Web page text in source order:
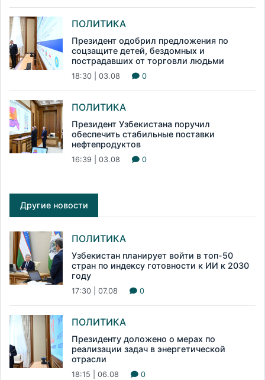
ПОЛИТИКА
Президент одобрил предложения по
соцзащите детей, бездомных и
пострадавших от торговли людьми
18:30 | 03.08 0
ПОЛИТИКА
Президент Узбекистана поручил
обеспечить стабильные поставки
нефтепродуктов
16:39 | 03.08 0
Другие новости
ПОЛИТИКА
Узбекистан планирует войти в топ-50
стран по индексу готовности к ИИ к 2030
году
17:30 | 07.08 0
ПОЛИТИКА
Президенту доложено о мерах по
реализации задач в энергетической
отрасли
18:15 | 06.08 0